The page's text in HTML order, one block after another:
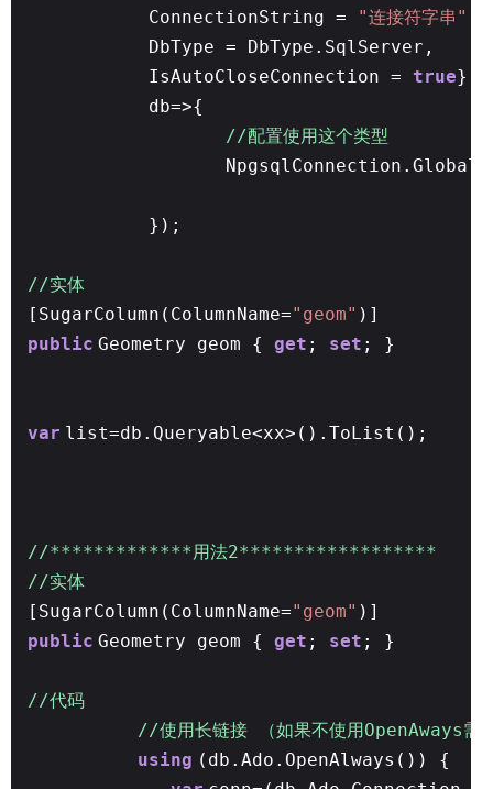
ConnectionString =
"连接符字串"
DbType = DbType.SqlServer,
IsAutoCloseConnection = true},
db=>{
//配置使用这个类型
});
//实体
[SugarColumn(ColumnName="geom" )]
public Geometry geom { get ; set ; }
var list=db.Queryable<xx>().ToList();
//*************用法2******************
//实体
[SugarColumn(ColumnName="geom" )]
public Geometry geom { get ; set ; }
//代码
//使用长链接 （如果不使用OpenAways需
using (db.Ado.OpenAlways()) {